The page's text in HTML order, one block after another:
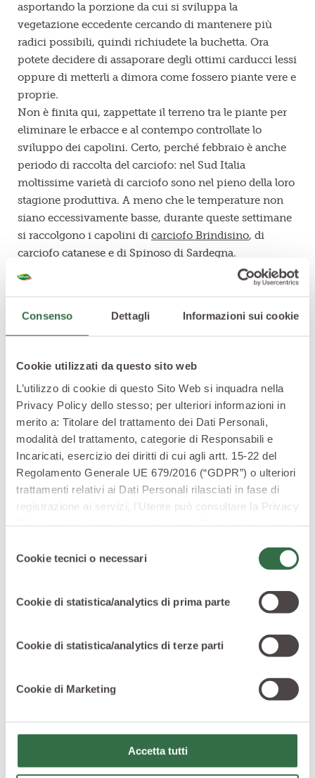
Consenso Dettagli Informazioni sui cookie
Cookie utilizzati da questo sito web
L’utilizzo di cookie di questo Sito Web si inquadra nella
Privacy Policy dello stesso; per ulteriori informazioni in
merito a: Titolare del trattamento dei Dati Personali,
modalità del trattamento, categorie di Responsabili e
Incaricati, esercizio dei diritti di cui agli artt. 15-22 del
Regolamento Generale UE 679/2016 (“GDPR”) o ulteriori
trattamenti relativi ai Dati Personali rilasciati in fase di
registrazione ai servizi, l’Utente può consultare la Privacy
specifiche per i servizi forniti tramite il Sito Web.
delCookie tecnici o necessari
Cookie di statistica/analytics di prima parte
Cookie di statistica/analytics di terze parti
Cookie di Marketing
Accetta tutti
asportando la porzione da cui si sviluppa la
vegetazione eccedente cercando di mantenere più
radici possibili, quindi richiudete la buchetta. Ora
potete decidere di assaporare degli ottimi carducci lessi
oppure di metterli a dimora come fossero piante vere e
proprie.
Non è finita qui, zappettate il terreno tra le piante per
eliminare le erbacce e al contempo controllate lo
sviluppo dei capolini. Certo, perché febbraio è anche
periodo di raccolta del carciofo: nel Sud Italia
moltissime varietà di carciofo sono nel pieno della loro
stagione produttiva. A meno che le temperature non
siano eccessivamente basse, durante queste settimane
si raccolgono i capolini di carciofo Brindisino, di
carciofo catanese e di Spinoso di Sardegna.
Nelle zone più al Nord (e in quelle meno miti) è
possibile recuperare i primi capolini prodotti delle
Paestum o del violetto di Toscana.
tradizionale a base di carciofo
In un periodo così produttivo è impossibile resistere
in pentola; può esserepreparato in moltissimi
una ricetta tradizionale
Tagliato fino e condito con olio, sale, pepe e limone,
saporito, specie se in abbinamento a scaglie di grana.
Oppure potrete preparate unantipasto
semplice quanto sfizioso: potete spalmare su delle fette